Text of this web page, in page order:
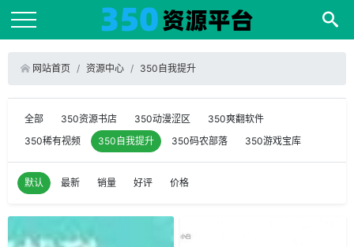
网站首页 资源中心 350自我提升
全部 350资源书店 350动漫涩区
350爽翻软件
350稀有视频
350自我提升 350码农部落 350游戏宝库
默认 最新 销量 好评 价格